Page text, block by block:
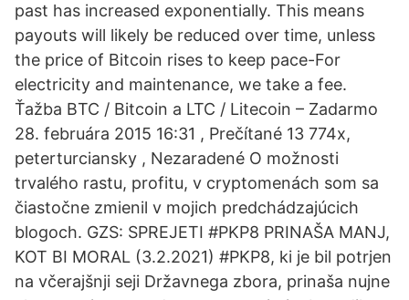
past has increased exponentially. This means
payouts will likely be reduced over time, unless
the price of Bitcoin rises to keep pace-For
electricity and maintenance, we take a fee.
Ťažba BTC / Bitcoin a LTC / Litecoin – Zadarmo
28. februára 2015 16:31 , Prečítané 13 774x,
peterturciansky , Nezaradené O možnosti
trvalého rastu, profitu, v cryptomenách som sa
čiastočne zmienil v mojich predchádzajúcich
blogoch. GZS: SPREJETI #PKP8 PRINAŠA MANJ,
KOT BI MORAL (3.2.2021) #PKP8, ki je bil potrjen
na včerajšnji seji Državnega zbora, prinaša nujne